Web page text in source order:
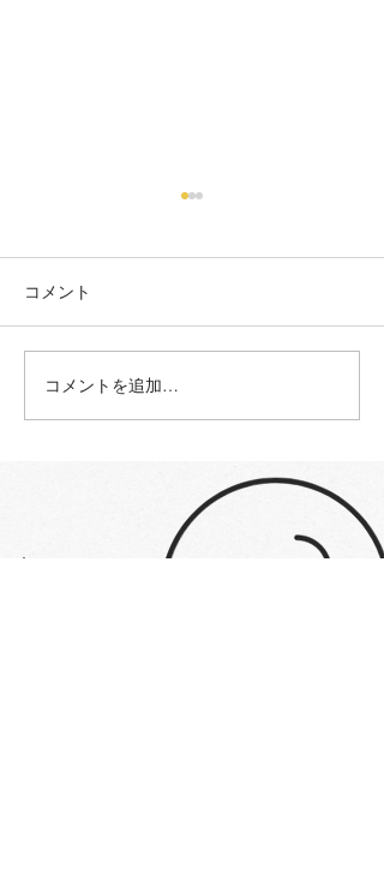
幸座で使っているもの
Part2
コメント
コメントを追加…